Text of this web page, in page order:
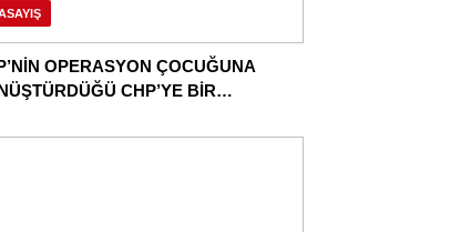
OPERASYON ÇOCUĞUNA
CHP’YE BİR